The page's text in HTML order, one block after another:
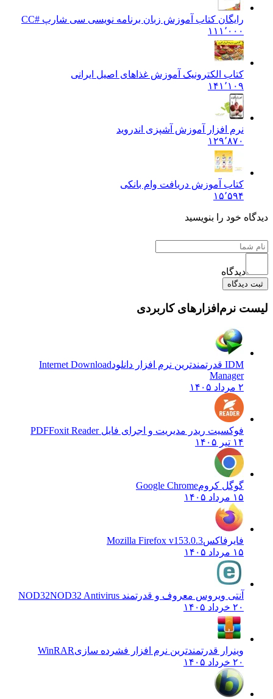
رایگان کتاب آموزش زبان برنامه نویسی سی شارپ #CC
۱۱۱٬۰۰۰
کتاب الکترونیک آموزش غذاهای اصیل ایرانی
۱۴۱٬۱۰۹
نرم افزار آموزش آشپزی اندروید
۱۲۹٬۸۷۰
کتاب آموزش دریافت وام بانکی
۱۵٬۵۹۴
دیدگاه خود را بنویسید
دیدگاه
ثبت دیدگاه
لیست نرم‌افزارهای کاربردی
IDM قدرتمندترین نرم افزار دانلود
Internet Download
Manager
۲ مرداد ۱۴۰۵
فوکسیت ریدر مدیریت و اجرای فایل PDFFoxit Reader
۱۴ تیر ۱۴۰۵
گوگل کرومGoogle Chrome
۱۵ مرداد ۱۴۰۵
فایرفاکسMozilla Firefox v153.0.3
۱۵ مرداد ۱۴۰۵
آنتی ویروس معروف و قدرتمند NOD32 NOD32 Antivirus
۲۰ خرداد ۱۴۰۵
وینرار قدرتمندترین نرم افزار فشرده سازیWinRAR
۲۰ خرداد ۱۴۰۵